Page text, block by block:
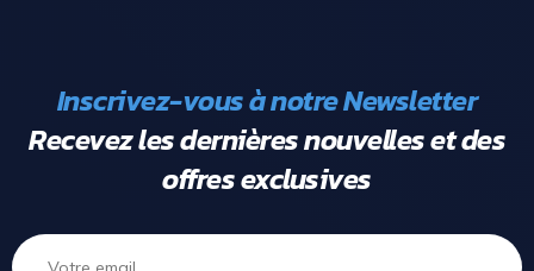
Inscrivez-vous à notre Newsletter
Recevez les dernières nouvelles et des
offres exclusives